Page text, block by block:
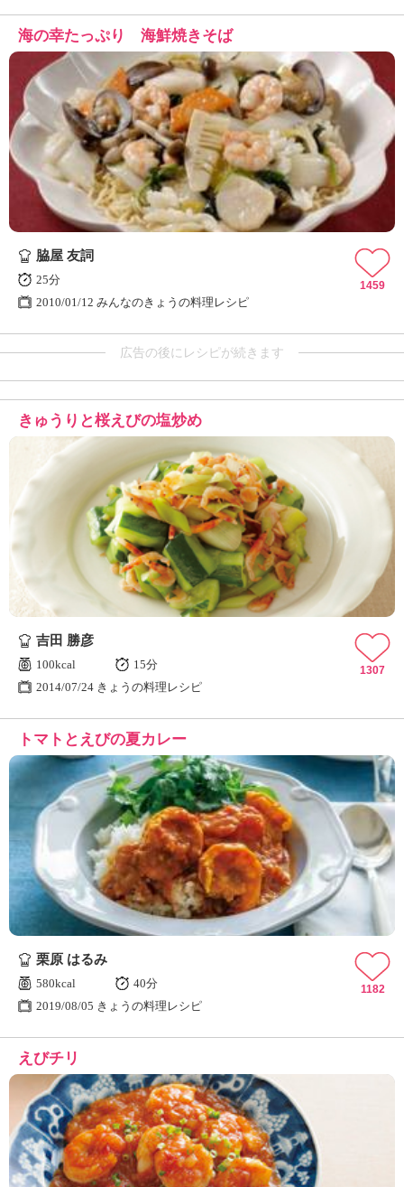
海の幸たっぷり 海鮮焼きそば
脇屋 友詞
25分
2010/01/12 みんなのきょうの料理レシピ
1459
広告の後にレシピが続きます
きゅうりと桜えびの塩炒め
吉田 勝彦
100kcal
15分
2014/07/24 きょうの料理レシピ
1307
トマトとえびの夏カレー
栗原 はるみ
580kcal
40分
2019/08/05 きょうの料理レシピ
1182
えびチリ